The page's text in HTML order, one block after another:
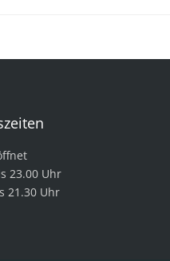
23.00 Uhr
21.30 Uhr